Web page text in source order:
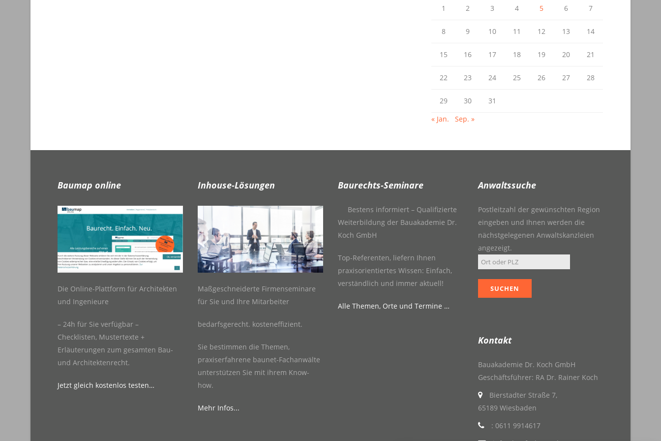
1 2 3 4 5 6 7
8 9 10 11 12 13 14
15 16 17 18 19 20 21
22 23 24 25 26 27 28
29 30
31
« Jan.
Sep. »
Baumap online
Die Online-Plattform für Architekten
und Ingenieure
– 24h für Sie verfügbar –
Checklisten, Mustertexte +
Erläuterungen zum gesamten Bau-
und Architektenrecht.
Jetzt gleich kostenlos testen…
Inhouse-Lösungen
Maßgeschneiderte Firmenseminare
für Sie und Ihre Mitarbeiter
bedarfsgerecht. kosteneffizient.
Sie bestimmen die Themen,
praxiserfahrene baunet-Fachanwälte
unterstützen Sie mit ihrem Know-
how.
Mehr Infos...
Baurechts-Seminare
Bestens informiert – Qualifizierte
Weiterbildung der Bauakademie Dr.
Koch GmbH
Top-Referenten, liefern Ihnen
praxisorientiertes Wissen: Einfach,
verständlich und immer aktuell!
Alle Themen, Orte und Termine …
Anwaltssuche
Postleitzahl der gewünschten Region
eingeben und Ihnen werden die
nächstgelegenen Anwaltskanzleien
angezeigt.
Kontakt
Bauakademie Dr. Koch GmbH
Geschäftsführer: RA Dr. Rainer Koch
Bierstadter Straße 7,
65189 Wiesbaden
: 0611 9914617